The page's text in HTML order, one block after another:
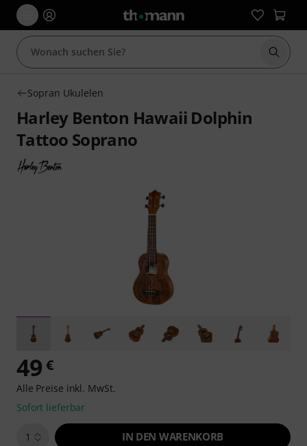
Suche
Sopran Ukulelen
Harley Benton Hawaii Dolphin
Tattoo Soprano
49 €
Alle Preise inkl. MwSt.
Sofort lieferbar
1 IN DEN WARENKORB